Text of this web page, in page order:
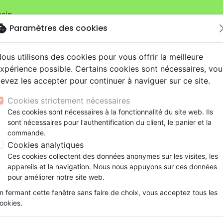
Je
sur la boutiqueLa Maison de la Bible Suisse
NouveautésBibles
Testaments
Etude biblique
NEG
Bandes dessinées
Souffrance, Relation d'aide
Santé
Événements actuels
Couple
Découverte de la foi
Souffrance, Relation d'aide
Psychologie
Adolescents, jeunes
Latino, Folk
Soul
Rap, Hip-hop
Louange, Adoration
Hardrock, Métal
animés
conférences
Films, fiction
Jeux
Promesse [CD]
Promesse [CD]
Artiste :Glorious
Référence REJ1134 EAN 3760040711348
Paramètres des cookies
utilisons des cookies pour vous offrir la meilleure
possible. Certains cookies sont nécessaires,
les accepter pour continuer à naviguer sur ce site.
Cookies strictement nécessaires
Ces cookies sont nécessaires à la fonctionnalité du site web. Ils
sont nécessaires pour l'authentification du client, le panier et la
commande.
Cookies analytiques
Ces cookies collectent des données anonymes sur les visites, les
appareils et la navigation. Nous nous appuyons sur ces données
pour améliorer notre site web.
fermant cette fenêtre sans faire de choix, vous acceptez tous les